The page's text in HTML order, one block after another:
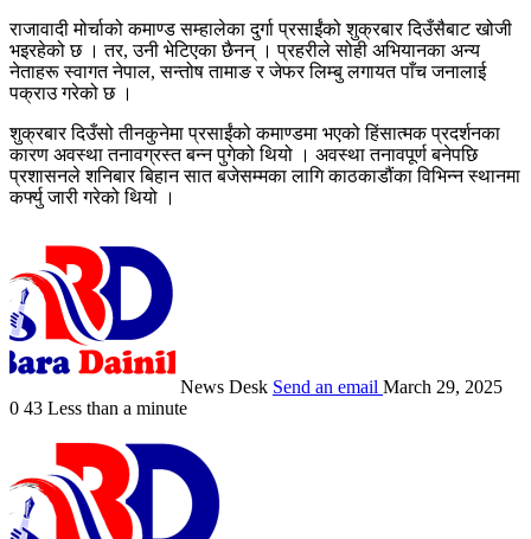
राजावादी मोर्चाको कमाण्ड सम्हालेका दुर्गा प्रसाईंको शुक्रबार दिउँसैबाट खोजी
भइरहेको छ । तर, उनी भेटिएका छैनन् । प्रहरीले सोही अभियानका अन्य
नेताहरू स्वागत नेपाल, सन्तोष तामाङ र जेफर लिम्बु लगायत पाँच जनालाई
पक्राउ गरेको छ ।
शुक्रबार दिउँसो तीनकुनेमा प्रसाईंको कमाण्डमा भएको हिंसात्मक प्रदर्शनका
कारण अवस्था तनावग्रस्त बन्न पुगेको थियो । अवस्था तनावपूर्ण बनेपछि
प्रशासनले शनिबार बिहान सात बजेसम्मका लागि काठकाडौंका विभिन्न स्थानमा
कर्फ्यु जारी गरेको थियो ।
News Desk Send an email March 29, 2025
0 43 Less than a minute